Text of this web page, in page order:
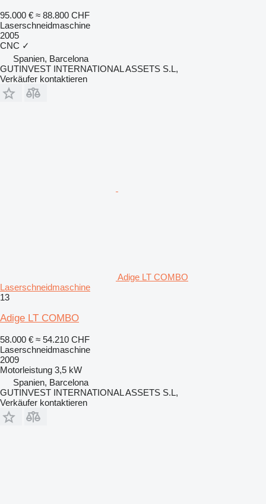
95.000 € ≈ 88.800 CHF
Laserschneidmaschine
2005
CNC ✓
Spanien, Barcelona
GUTINVEST INTERNATIONAL ASSETS S.L,
Verkäufer kontaktieren
Adige LT COMBO
Laserschneidmaschine
13
Adige LT COMBO
58.000 € ≈ 54.210 CHF
Laserschneidmaschine
2009
Motorleistung 3,5 kW
Spanien, Barcelona
GUTINVEST INTERNATIONAL ASSETS S.L,
Verkäufer kontaktieren